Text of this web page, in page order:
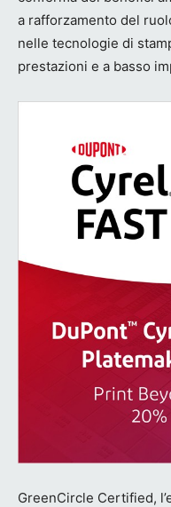
a rafforzamento del
nelle tecnologie di
prestazioni e a basso
GreenCircle Certified,